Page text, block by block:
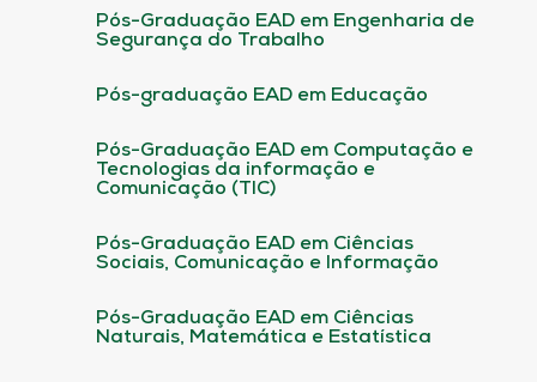
Pós-Graduação EAD em Engenharia de
Segurança do Trabalho
Pós-graduação EAD em Educação
Pós-Graduação EAD em Computação e
Tecnologias da informação e
Comunicação (TIC)
Pós-Graduação EAD em Ciências
Sociais, Comunicação e Informação
Pós-Graduação EAD em Ciências
Naturais, Matemática e Estatística